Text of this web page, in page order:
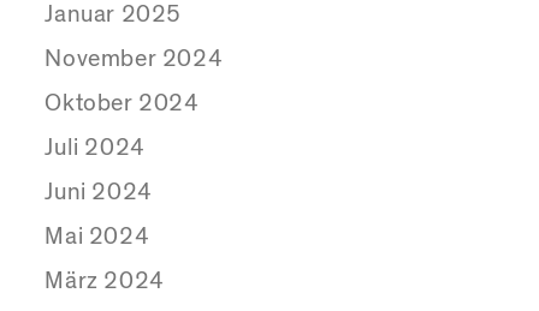
Januar 2025
November 2024
Oktober 2024
Juli 2024
Juni 2024
Mai 2024
März 2024